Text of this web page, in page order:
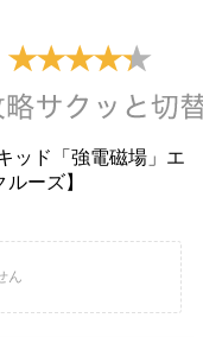
ッド「強電磁場」エ
ーズ】